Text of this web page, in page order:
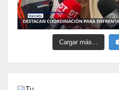
Cargar más...